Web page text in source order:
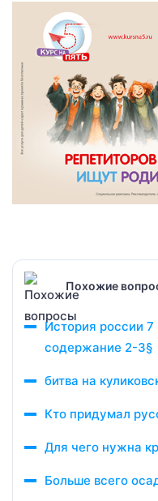
Похожие
История россии 7
содержание 2-3§
битва на
Кто придумал
Для чего нужна
Больше всего